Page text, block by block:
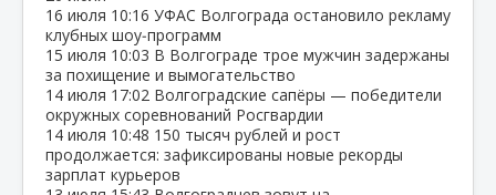
16 июля 10:16 УФАС Волгограда остановило рекламу
клубных шоу‑программ
15 июля 10:03 В Волгограде трое мужчин задержаны
за похищение и вымогательство
14 июля 17:02 Волгоградские сапёры — победители
окружных соревнований Росгвардии
14 июля 10:48 150 тысяч рублей и рост
продолжается: зафиксированы новые рекорды
зарплат курьеров